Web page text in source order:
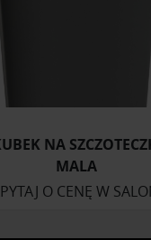
NA
MALA
O CENĘ W